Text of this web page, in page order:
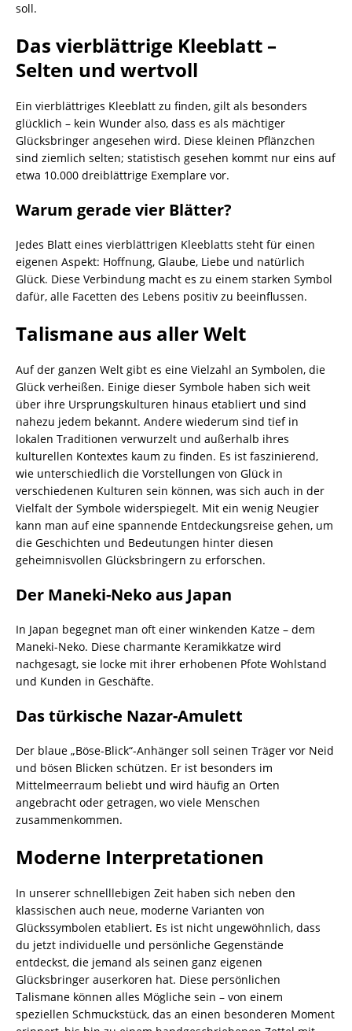
soll.
Das vierblättrige Kleeblatt –
Selten und wertvoll
Ein vierblättriges Kleeblatt zu finden, gilt als besonders
glücklich – kein Wunder also, dass es als mächtiger
Glücksbringer angesehen wird. Diese kleinen Pflänzchen
sind ziemlich selten; statistisch gesehen kommt nur eins auf
etwa 10.000 dreiblättrige Exemplare vor.
Warum gerade vier Blätter?
Jedes Blatt eines vierblättrigen Kleeblatts steht für einen
eigenen Aspekt: Hoffnung, Glaube, Liebe und natürlich
Glück. Diese Verbindung macht es zu einem starken Symbol
dafür, alle Facetten des Lebens positiv zu beeinflussen.
Talismane aus aller Welt
Auf der ganzen Welt gibt es eine Vielzahl an Symbolen, die
Glück verheißen. Einige dieser Symbole haben sich weit
über ihre Ursprungskulturen hinaus etabliert und sind
nahezu jedem bekannt. Andere wiederum sind tief in
lokalen Traditionen verwurzelt und außerhalb ihres
kulturellen Kontextes kaum zu finden. Es ist faszinierend,
wie unterschiedlich die Vorstellungen von Glück in
verschiedenen Kulturen sein können, was sich auch in der
Vielfalt der Symbole widerspiegelt. Mit ein wenig Neugier
kann man auf eine spannende Entdeckungsreise gehen, um
die Geschichten und Bedeutungen hinter diesen
geheimnisvollen Glücksbringern zu erforschen.
Der Maneki-Neko aus Japan
In Japan begegnet man oft einer winkenden Katze – dem
Maneki-Neko. Diese charmante Keramikkatze wird
nachgesagt, sie locke mit ihrer erhobenen Pfote Wohlstand
und Kunden in Geschäfte.
Das türkische Nazar-Amulett
Der blaue „Böse-Blick“-Anhänger soll seinen Träger vor Neid
und bösen Blicken schützen. Er ist besonders im
Mittelmeerraum beliebt und wird häufig an Orten
angebracht oder getragen, wo viele Menschen
zusammenkommen.
Moderne Interpretationen
In unserer schnelllebigen Zeit haben sich neben den
klassischen auch neue, moderne Varianten von
Glückssymbolen etabliert. Es ist nicht ungewöhnlich, dass
du jetzt individuelle und persönliche Gegenstände
entdeckst, die jemand als seinen ganz eigenen
Glücksbringer auserkoren hat. Diese persönlichen
Talismane können alles Mögliche sein – von einem
speziellen Schmuckstück, das an einen besonderen Moment